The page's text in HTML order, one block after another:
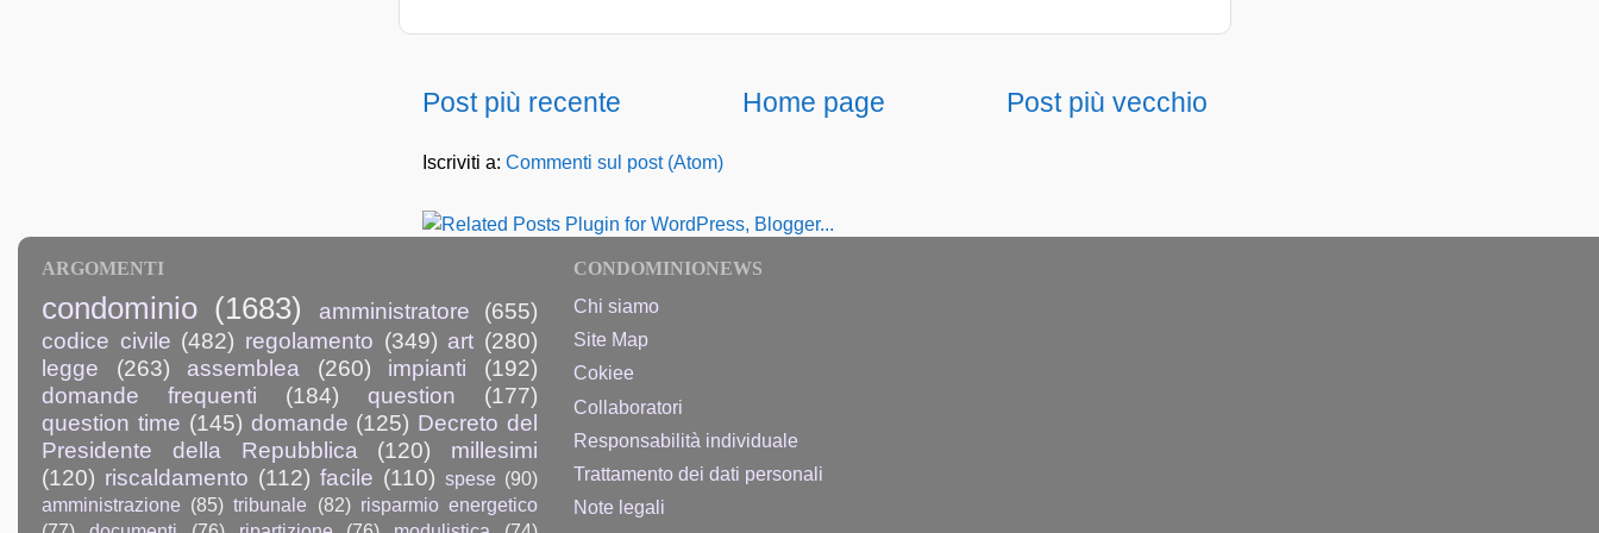
Post più recente Post più vecchio
Home page
Iscriviti a: Commenti sul post (Atom)
ARGOMENTI
condominio (1683) amministratore
(655)
codice civile (482) regolamento (349) art (280)
legge
(263) assemblea (260) impianti
(192)
domande frequenti
(184) question
(177)
question time (145) domande (125) Decreto del
Presidente della Repubblica
(120)
millesimi
(120) riscaldamento (112) facile (110) spese (90)
amministrazione (85) tribunale (82) risparmio energetico
CONDOMINIONEWS
Chi siamo
Site Map
Cokiee
Collaboratori
Responsabilità individuale
Trattamento dei dati personali
Note legali